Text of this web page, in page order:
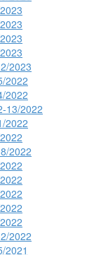
2023
2022
2022
13/2022
2022
2022
2022
2021